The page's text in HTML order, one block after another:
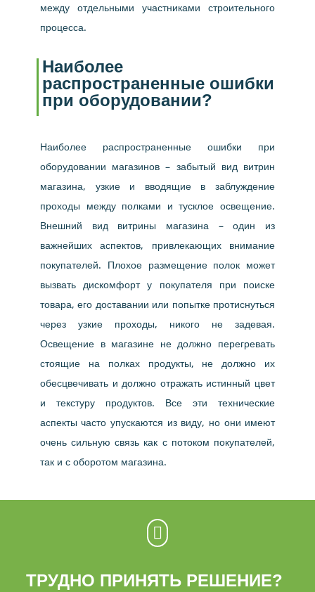
между отдельными участниками строительного
процесса.
Наиболее
распространенные ошибки
при оборудовании?
Наиболее распространенные ошибки при
оборудовании магазинов – забытый вид витрин
магазина, узкие и вводящие в заблуждение
проходы между полками и тусклое освещение.
Внешний вид витрины магазина – один из
важнейших аспектов, привлекающих внимание
покупателей. Плохое размещение полок может
вызвать дискомфорт у покупателя при поиске
товара, его доставании или попытке протиснуться
через узкие проходы, никого не задевая.
Освещение в магазине не должно перегревать
стоящие на полках продукты, не должно их
обесцвечивать и должно отражать истинный цвет
и текстуру продуктов. Все эти технические
аспекты часто упускаются из виду, но они имеют
очень сильную связь как с потоком покупателей,
так и с оборотом магазина.

ТРУДНО ПРИНЯТЬ РЕШЕНИЕ?